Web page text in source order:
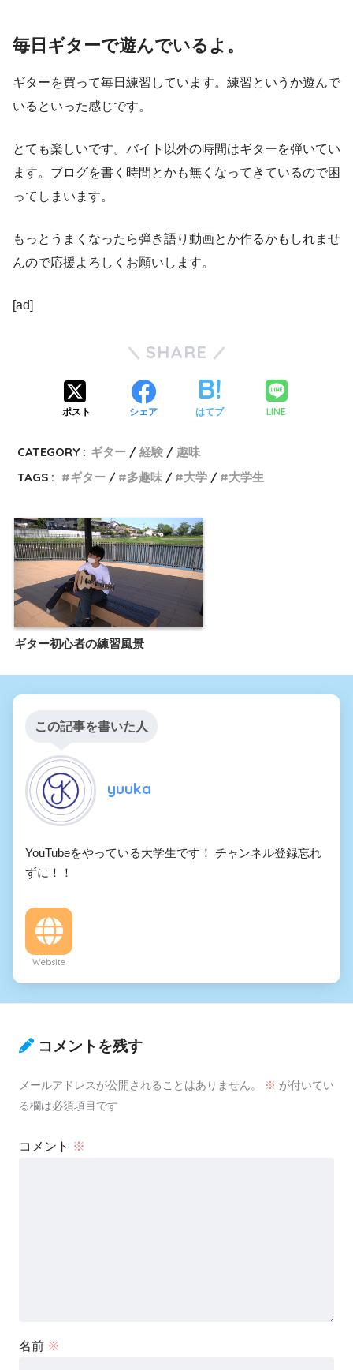
毎日ギターで遊んでいるよ。
ギターを買って毎日練習しています。練習というか遊んで
いるといった感じです。
とても楽しいです。バイト以外の時間はギターを弾いてい
ます。ブログを書く時間とかも無くなってきているので困
ってしまいます。
もっとうまくなったら弾き語り動画とか作るかもしれませ
んので応援よろしくお願いします。
[ad]
SHARE
ポスト シェア はてブ LINE
CATEGORY : ギター 経験
趣味
TAGS :
ギター 多趣味 大学 大学生
ギター初心者の練習風景
この記事を書いた人
yuuka
YouTubeをやっている大学生です！ チャンネル登録忘れ
ずに！！
Website
コメントを残す
メールアドレスが公開されることはありません。 ※ が付いてい
る欄は必須項目です
コメント ※
名前 ※